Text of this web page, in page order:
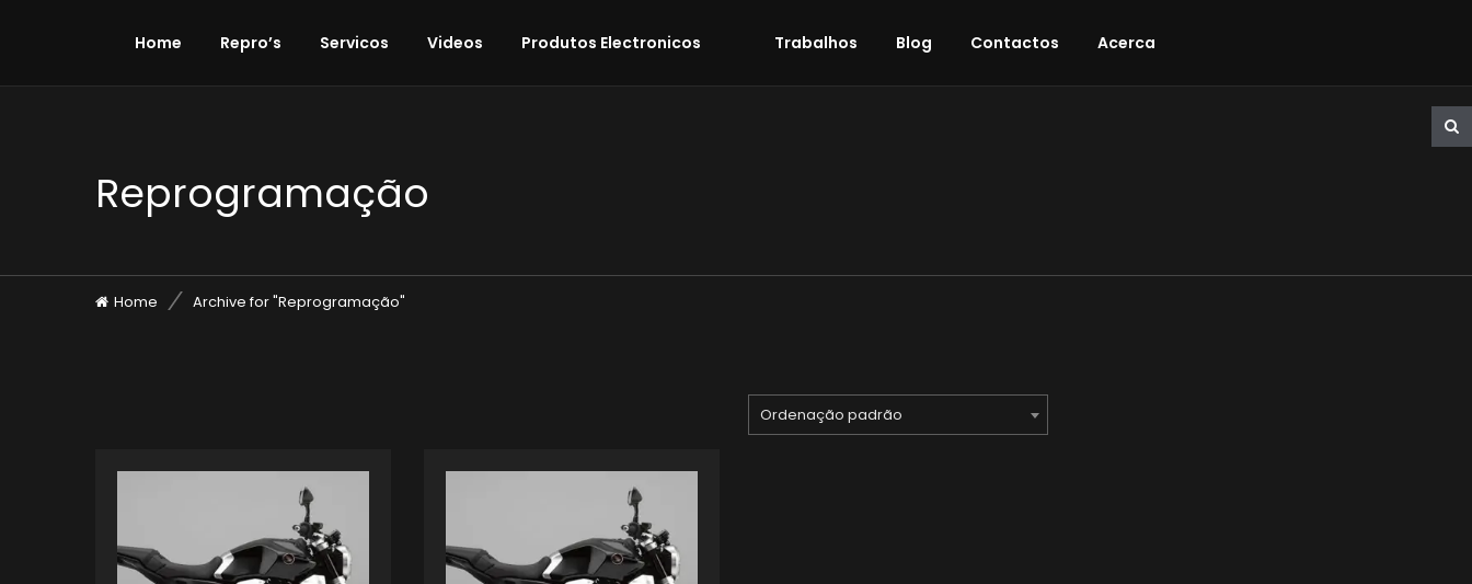
Home Repro’s Servicos Videos Produtos Electronicos Trabalhos Blog Contactos Acerca
Reprogramação
Home Archive for "Reprogramação"
Ordenação padrão